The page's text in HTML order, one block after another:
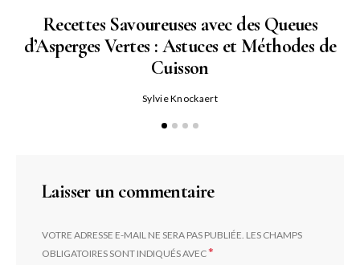
Recettes Savoureuses avec des Queues
d’Asperges Vertes : Astuces et Méthodes de
Cuisson
Sylvie Knockaert
Laisser un commentaire
VOTRE ADRESSE E-MAIL NE SERA PAS PUBLIÉE. LES CHAMPS
OBLIGATOIRES SONT INDIQUÉS AVEC*